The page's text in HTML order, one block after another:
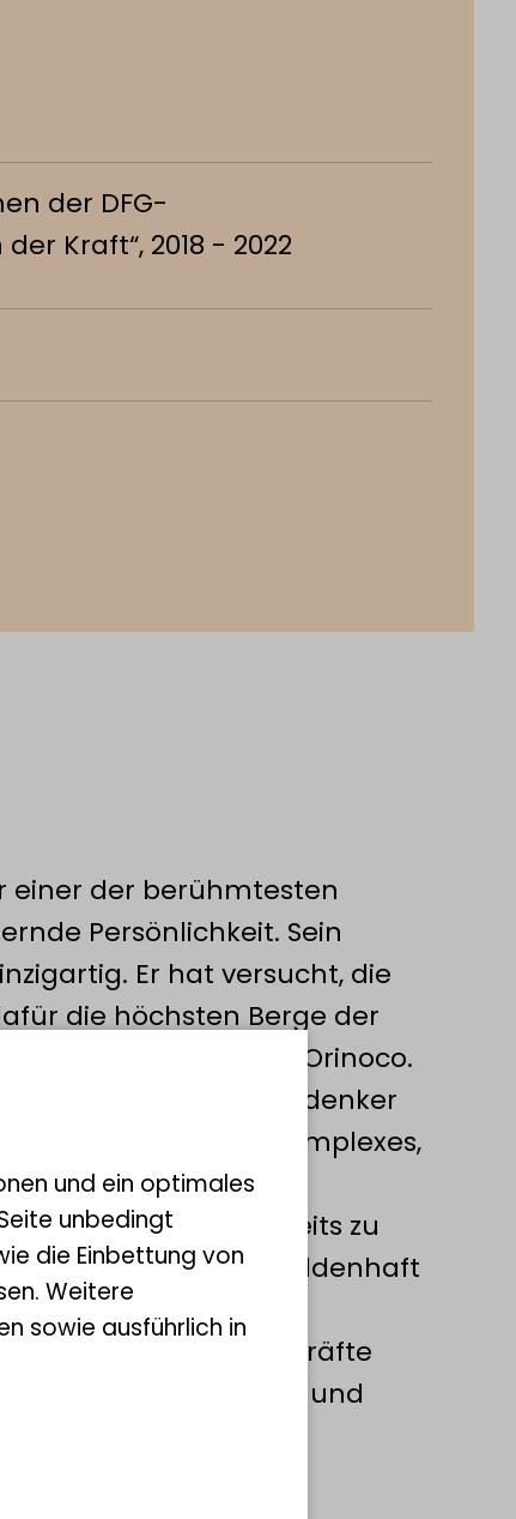
der DFG-
Kraft“, 2018 - 2022
einer der berühmtesten
Persönlichkeit. Sein
Er hat versucht, die
die höchsten Berge der
Urwälder am Orinoco.
und Vordenker
die Natur als ein komplexes,
Gesetz der Natur
Als Forscher bereits zu
die Nachwelt oft heldenhaft
Denkens waren Naturkräfte
Ästhetik und
Zusammenhang:
und ein optimales
unbedingt
die Einbettung von
Weitere
sowie ausführlich in